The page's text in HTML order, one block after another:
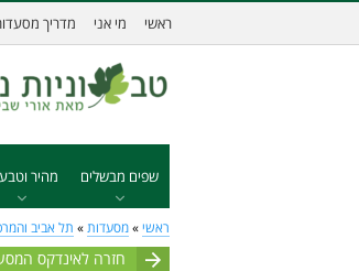
ראשי מי אני מדריך
שפים מבשלים מהיר
ראשי » מסעדות » תל אביב
חזרה לאינדקס